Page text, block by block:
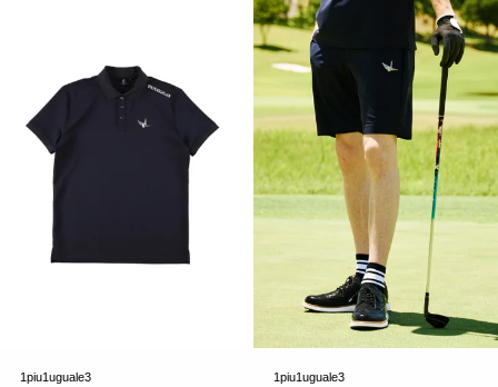
1piu1uguale3 1piu1uguale3